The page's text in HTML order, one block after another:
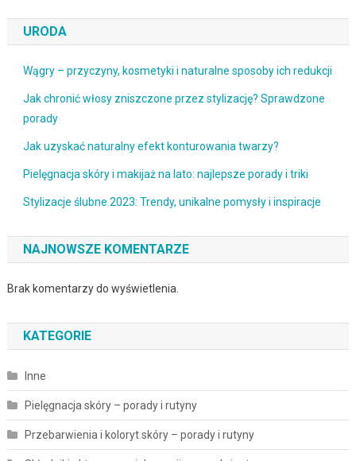
URODA
Wągry – przyczyny, kosmetyki i naturalne sposoby ich redukcji
Jak chronić włosy zniszczone przez stylizację? Sprawdzone
porady
Jak uzyskać naturalny efekt konturowania twarzy?
Pielęgnacja skóry i makijaż na lato: najlepsze porady i triki
Stylizacje ślubne 2023: Trendy, unikalne pomysły i inspiracje
NAJNOWSZE KOMENTARZE
Brak komentarzy do wyświetlenia.
KATEGORIE
Inne
Pielęgnacja skóry – porady i rutyny
Przebarwienia i koloryt skóry – porady i rutyny